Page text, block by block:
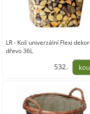
LR - Koš univerzální Flexi dekor
dřevo 36L
532 ,-